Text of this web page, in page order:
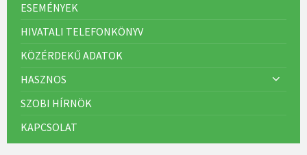
ESEMÉNYEK
HIVATALI TELEFONKÖNYV
KÖZÉRDEKŰ ADATOK
HASZNOS
SZOBI HÍRNÖK
KAPCSOLAT